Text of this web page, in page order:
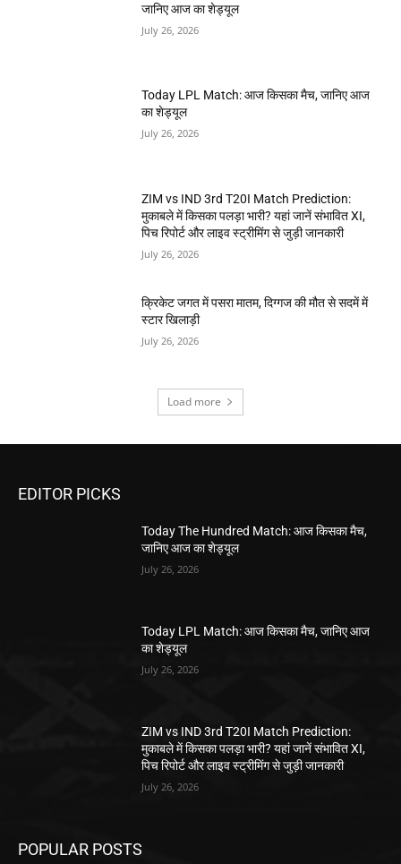
जानिए आज का शेड्यूल
July 26, 2026
Today LPL Match: आज किसका मैच, जानिए आज
का शेड्यूल
July 26, 2026
ZIM vs IND 3rd T20I Match Prediction:
मुकाबले में किसका पलड़ा भारी? यहां जानें संभावित XI,
पिच रिपोर्ट और लाइव स्ट्रीमिंग से जुड़ी जानकारी
July 26, 2026
क्रिकेट जगत में पसरा मातम, दिग्गज की मौत से सदमें में
स्टार खिलाड़ी
July 26, 2026
Load more
EDITOR PICKS
Today The Hundred Match: आज किसका मैच,
जानिए आज का शेड्यूल
July 26, 2026
Today LPL Match: आज किसका मैच, जानिए आज
का शेड्यूल
July 26, 2026
ZIM vs IND 3rd T20I Match Prediction:
मुकाबले में किसका पलड़ा भारी? यहां जानें संभावित XI,
पिच रिपोर्ट और लाइव स्ट्रीमिंग से जुड़ी जानकारी
July 26, 2026
POPULAR POSTS